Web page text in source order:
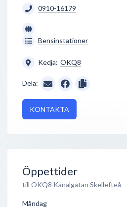
0910-16179
Bensinstationer
Kedja: OKQ8
Dela:
KONTAKTA
Öppettider
till OKQ8 Kanalgatan Skellefteå
Måndag